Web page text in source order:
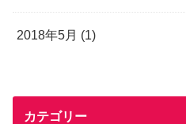
2018年5月 (1)
カテゴリー